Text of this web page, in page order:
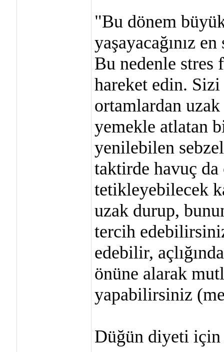
"Bu dönem
yaşayacağınız
Bu nedenle stres
hareket edin. Sizi
ortamlardan
yemekle atlatan
yenilebilen
taktirde havuç
tetikleyebilecek
uzak durup,
tercih
edebilir,
önüne alarak
yapabilirsiniz
Düğün diyeti